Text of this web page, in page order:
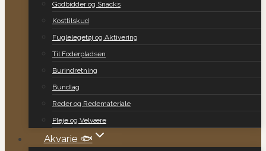
Godbidder og Snacks
Kosttilskud
Fuglelegetøj og Aktivering
Til Foderpladsen
Burindretning
Bundlag
Reder og Redemateriale
Pleje og Velvære
Akvarie 🐟